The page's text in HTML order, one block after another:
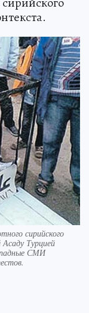
сирийского
Турцией
СМИ